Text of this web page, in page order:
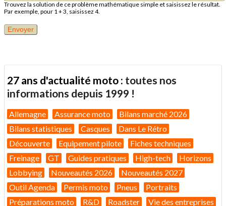
Trouvez la solution de ce problème mathématique simple et saisissez le résultat.
Par exemple, pour 1 + 3, saisissez 4.
27 ans d'actualité moto : toutes nos
informations depuis 1999 !
Allemagne Assurance moto
Bilans marché 2026
Bilans statistiques
Casques
Dans Le Rétro
Découverte
Equipement pilote
Fiches techniques
Freinage
GT Guides pratiques High-tech
Horizons
Lobbying
Nouveautés 2026
Nouveautés 2027
Outil Agenda
Permis moto Pneus
Portraits
Préparations moto
R&D Roadster Vie des entreprises